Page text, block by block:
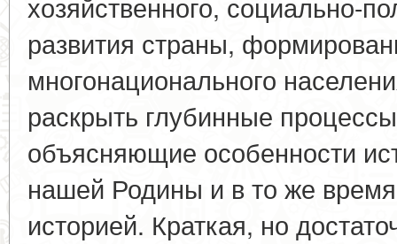
развития страны,
многонационального
раскрыть глубинные
объясняющие особенности
нашей Родины и в то же
историей. Краткая, но